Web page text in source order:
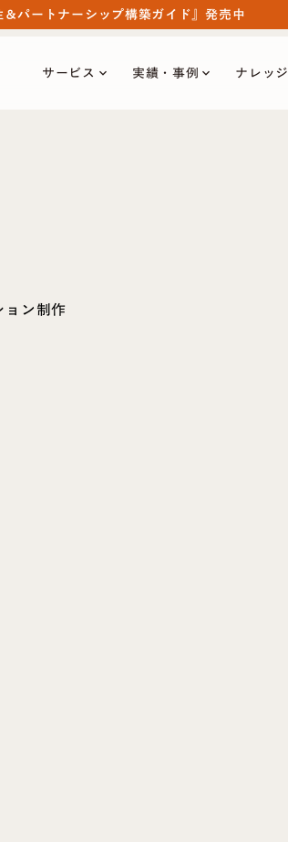
＆パートナーシップ構築ガイド』発売中
サービス keyboard_arrow_down 実績・事例 keyboard_arrow_down ナレッジ
ン制作